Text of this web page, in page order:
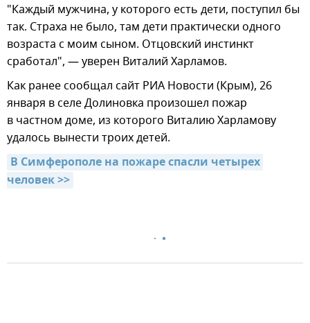
"Каждый мужчина, у которого есть дети, поступил бы
так. Страха не было, там дети практически одного
возраста с моим сыном. Отцовский инстинкт
сработал", — уверен Виталий Харламов.
Как ранее сообщал сайт РИА Новости (Крым), 26
января в селе Долиновка произошел пожар
в частном доме, из которого Виталию Харламову
удалось вынести троих детей.
В Симферополе на пожаре спасли четырех
человек >>